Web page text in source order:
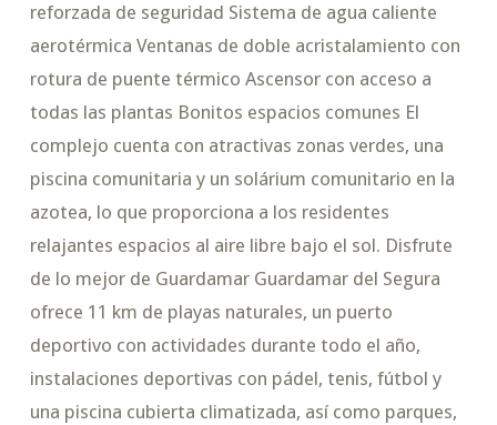
reforzada de seguridad Sistema de agua caliente
aerotérmica Ventanas de doble acristalamiento con
rotura de puente térmico Ascensor con acceso a
todas las plantas Bonitos espacios comunes El
complejo cuenta con atractivas zonas verdes, una
piscina comunitaria y un solárium comunitario en la
azotea, lo que proporciona a los residentes
relajantes espacios al aire libre bajo el sol. Disfrute
de lo mejor de Guardamar Guardamar del Segura
ofrece 11 km de playas naturales, un puerto
deportivo con actividades durante todo el año,
instalaciones deportivas con pádel, tenis, fútbol y
una piscina cubierta climatizada, así como parques,